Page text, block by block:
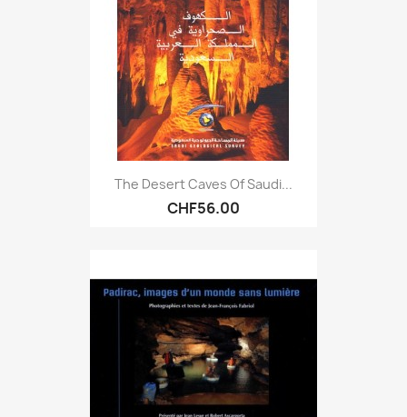
The Desert Caves Of Saudi...
CHF56.00